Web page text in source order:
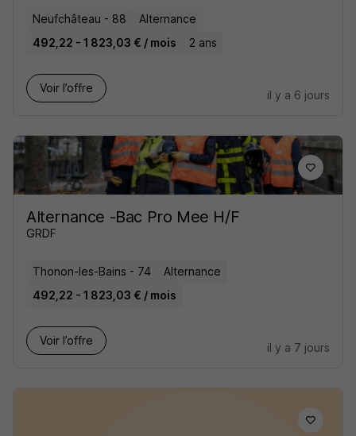
Neufchâteau - 88
Alternance
492,22 - 1 823,03 € / mois
2 ans
Voir l’offre
il y a 6 jours
Alternance -Bac Pro Mee H/F
GRDF
Thonon-les-Bains - 74
Alternance
492,22 - 1 823,03 € / mois
Voir l’offre
il y a 7 jours